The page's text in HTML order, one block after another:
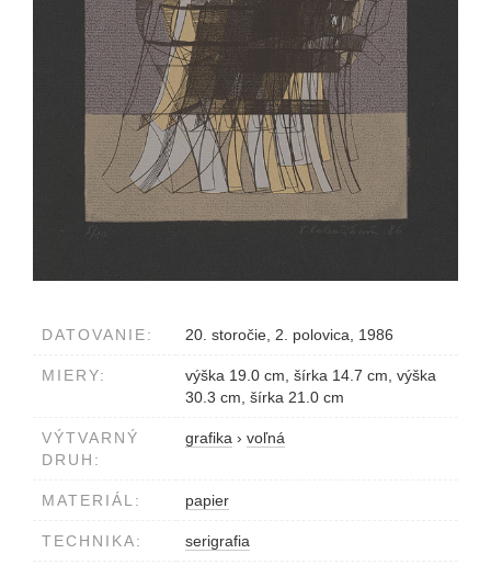
DATOVANIE: 20. storočie, 2. polovica, 1986
MIERY:
výška 19.0 cm, šírka 14.7 cm, výška
30.3 cm, šírka 21.0 cm
VÝTVARNÝ
DRUH:
grafika › voľná
MATERIÁL: papier
TECHNIKA: serigrafia